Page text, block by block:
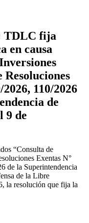
TDLC fija
en causa
110/2026
de
9 de
“Consulta de
Exentas N°
de la Superintendencia
de la Libre
la resolución que fija la